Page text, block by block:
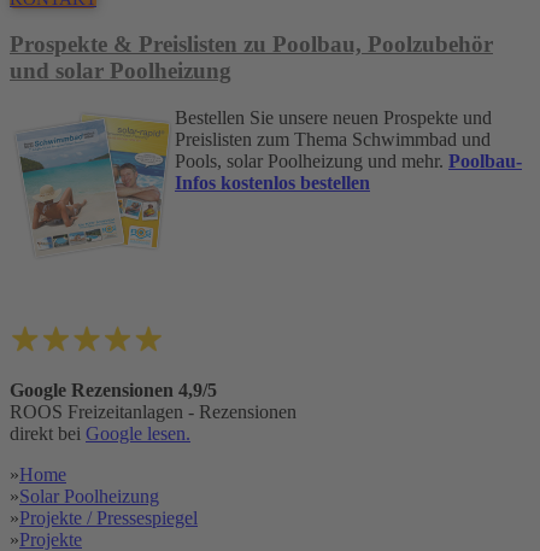
Prospekte & Preislisten zu Poolbau, Poolzubehör
und solar Poolheizung
Bestellen Sie unsere neuen Prospekte und
Preislisten zum Thema Schwimmbad und
Pools, solar Poolheizung und mehr. Poolbau-
Infos kostenlos bestellen
Google Rezensionen 4,9/5
ROOS Freizeitanlagen - Rezensionen
direkt bei Google lesen.
»Home
»Solar Poolheizung
»Projekte / Pressespiegel
»Projekte